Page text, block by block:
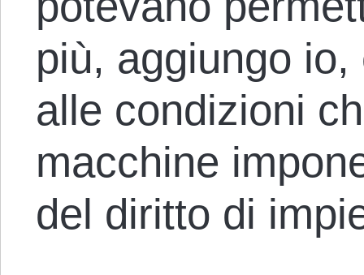
più, aggiungo
alle condizioni
macchine
del diritto di